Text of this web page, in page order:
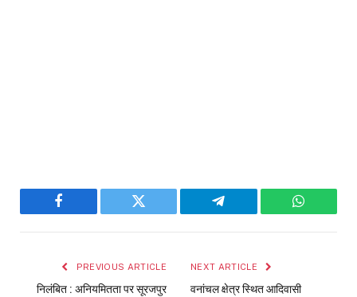
Facebook Twitter Telegram
PREVIOUS ARTICLE
निलंबित : अनियमितता पर सूरजपुर
NEXT ARTICLE
वनांचल क्षेत्र स्थित आदिवासी